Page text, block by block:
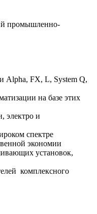
промышленно-
Alpha, FX, L, System Q,
на базе этих
электро и
спектре
экономии
установок,
комплексного